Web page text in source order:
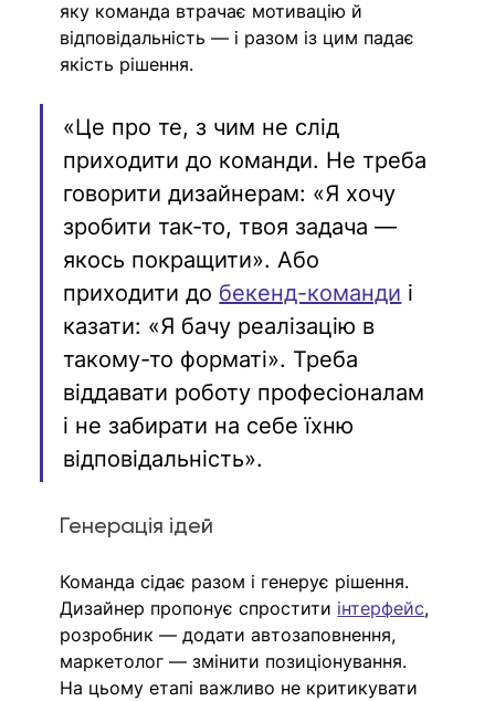
яку команда втрачає мотивацію й
відповідальність — і разом із цим падає
якість рішення.
«Це про те, з чим не слід
приходити до команди. Не треба
говорити дизайнерам: «Я хочу
зробити так-то, твоя задача —
якось покращити». Або
приходити до бекенд-команди і
казати: «Я бачу реалізацію в
такому-то форматі». Треба
віддавати роботу професіоналам
і не забирати на себе їхню
відповідальність».
Генерація ідей
Команда сідає разом і генерує рішення.
Дизайнер пропонує спростити інтерфейс,
розробник — додати автозаповнення,
маркетолог — змінити позиціонування.
На цьому етапі важливо не критикувати